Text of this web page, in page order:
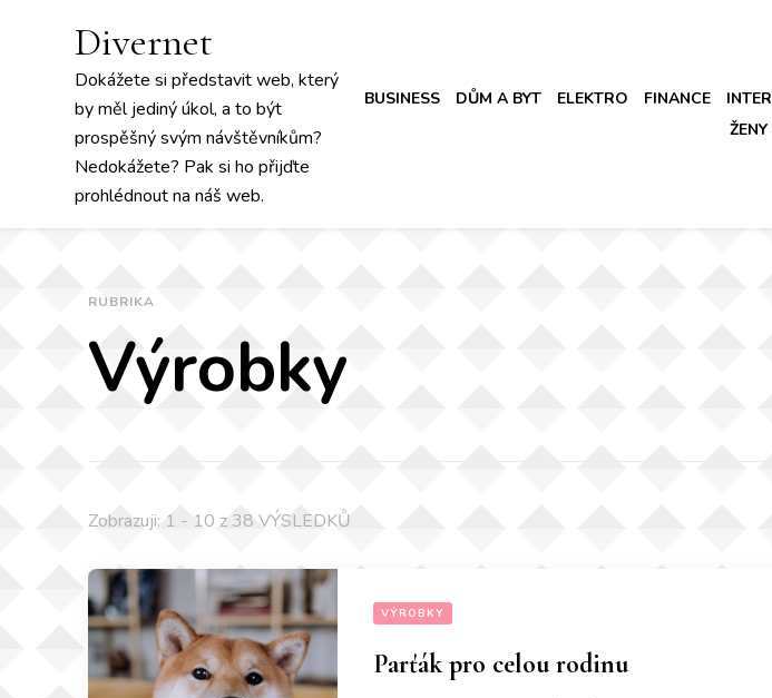
Divernet
Dokážete si představit web, který
by měl jediný úkol, a to být
prospěšný svým návštěvníkům?
Nedokážete? Pak si ho přijďte
prohlédnout na náš web.
BUSINESS DŮM A BYT ELEKTRO FINANCE
ŽENY
RUBRIKA
Výrobky
Zobrazuji: 1 - 10 z 38 VÝSLEDKŮ
VÝROBKY
Parťák pro celou rodinu